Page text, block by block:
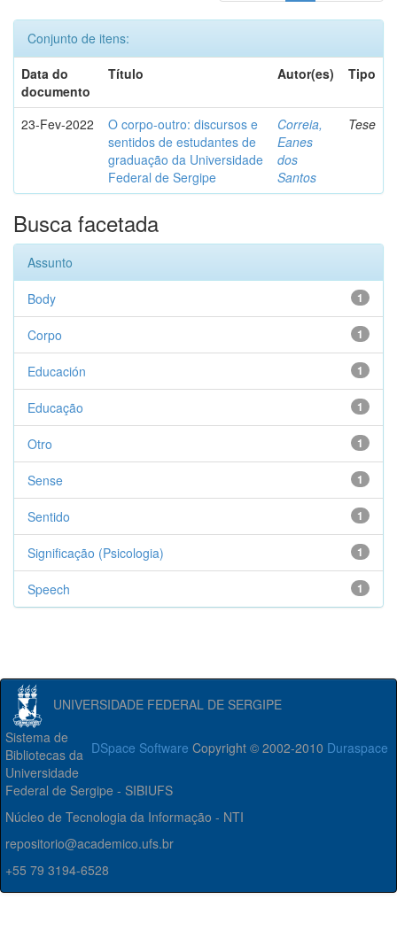
Conjunto de itens:
Data do
documento
Título Autor(es) Tipo
23-Fev-2022
O corpo-outro: discursos e
sentidos de estudantes de
graduação da Universidade
Federal de Sergipe
Correia,
Eanes
dos
Santos
Tese
Busca facetada
Assunto
1
Body
1
Corpo
1
Educación
1
Educação
1
Otro
1
Sense
1
Sentido
1
Significação (Psicologia)
1
Speech
UNIVERSIDADE FEDERAL DE SERGIPE
DSpace Software Copyright © 2002-2010 Duraspace
Sistema de
Bibliotecas da
Universidade
Federal de Sergipe - SIBIUFS
Núcleo de Tecnologia da Informação - NTI
repositorio@academico.ufs.br
+55 79 3194-6528